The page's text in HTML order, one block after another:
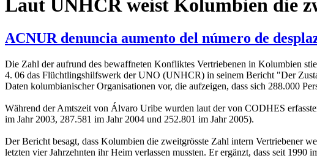
Laut UNHCR weist Kolumbien die
ACNUR denuncia aumento del número de
Die Zahl der aufrund des bewaffneten Konfliktes Vertriebenen in Kolumbien
4. 06 das Flüchtlingshilfswerk der UNO (UNHCR) in seinem Bericht "Der
Daten kolumbianischer Organisationen vor, die aufzeigen, dass sich 288.000
Während der Amtszeit von Álvaro Uribe wurden laut der von CODHES
im Jahr 2003, 287.581 im Jahr 2004 und 252.801 im Jahr 2005).
Der Bericht besagt, dass Kolumbien die zweitgrösste Zahl intern Vertriebener
letzten vier Jahrzehnten ihr Heim verlassen mussten. Er ergänzt, dass seit